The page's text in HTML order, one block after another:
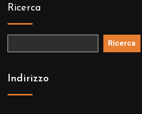
Ricerca
Ricerca
Indirizzo